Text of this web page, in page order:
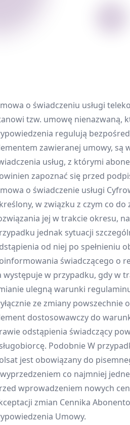
o świadczeniu usługi
tzw. umowę nienazwaną,
regulują
zawieranej umowy, są
usług, z którymi
zapoznać się przed
o świadczenie usługi
w związku z czym co
jej w trakcie okresu,
jednak sytuacji
od niej po spełnieniu
świadczącego o
występuje w przypadku, gdy w
ulegną warunki
ze zmiany
dostosowawczy do
odstąpienia świadczący
Podobnie W
jest obowiązany do
co najmniej
wprowadzeniem nowych
zmian Cennika
Umowy.